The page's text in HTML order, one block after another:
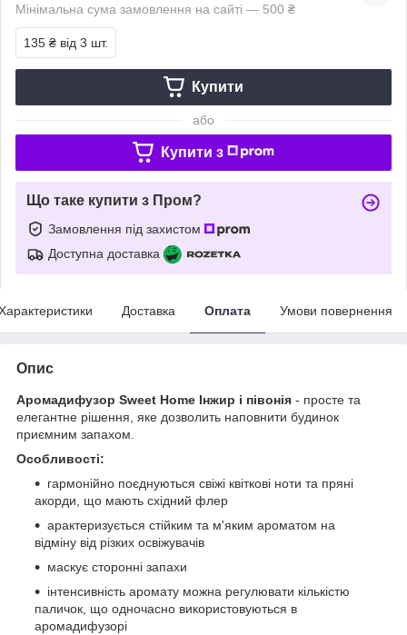
Мінімальна сума замовлення на сайті — 500 ₴
135 ₴ від 3 шт.
Купити
або
Купити з
Що таке купити з Пром?
Замовлення під захистом
Доступна доставка
Доставка Оплата Умови повернення
Опис
Аромадифузор Sweet Home Інжир і півонія - просте та
елегантне рішення, яке дозволить наповнити будинок
приємним запахом.
Особливості:
гармонійно поєднуються свіжі квіткові ноти та пряні
акорди, що мають східний флер
арактеризується стійким та м'яким ароматом на
відміну від різких освіжувачів
маскує сторонні запахи
інтенсивність аромату можна регулювати кількістю
паличок, що одночасно використовуються в
аромадифузорі